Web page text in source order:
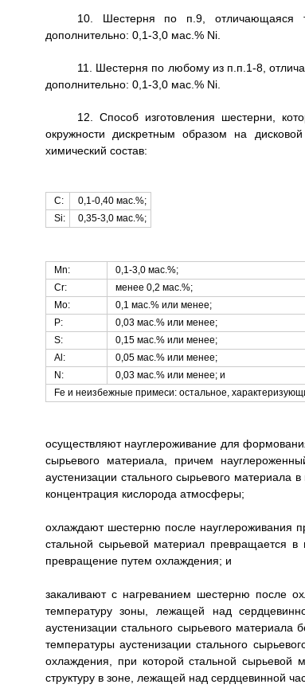
10. Шестерня по п.9, отличающаяся
дополнительно: 0,1-3,0 мас.% Ni.
11. Шестерня по любому из п.п.1-8,
дополнительно: 0,1-3,0 мас.% Ni.
12. Способ изготовления шестерни,
окружности дискретным образом на
химический состав:
С:
0,1-0,40 мас.%;
Si:
0,35-3,0 мас.%;
Mn:
0,1-3,0 мас.%;
Cr:
менее 0,2 мас.%;
Мо:
0,1 мас.% или менее;
Р:
0,03 мас.% или менее;
S:
0,15 мас.% или менее;
Al:
0,05 мас.% или менее;
N:
0,03 мас.% или менее; и
Fe и неизбежные примеси: остальное,
осуществляют науглероживание для
сырьевого материала, причем
аустенизации стального сырьевого
концентрация кислорода атмосферы;
охлаждают шестерню после науглероживания
стальной сырьевой материал превращается в
превращение путем охлаждения; и
закаливают с нагреванием шестерню после
температуру зоны, лежащей над
аустенизации стального сырьевого
температуры аустенизации стального
охлаждения, при которой стальной сырьевой
структуру в зоне, лежащей над сердцевинной